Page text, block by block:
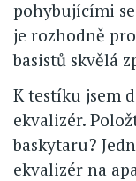
pohybujícími se
je rozhodně
basistů skvělá
K testíku jsem
ekvalizér.
baskytaru?
ekvalizér na